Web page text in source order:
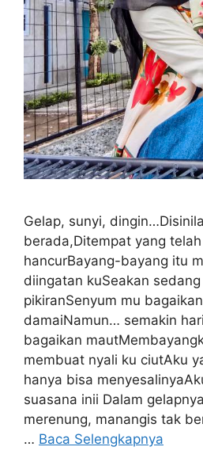
Gelap, sunyi,
berada,Ditempat yang
hancurBayang-bayang itu
diingatan kuSeakan
pikiranSenyum mu
damaiNamun… semakin
bagaikan
membuat nyali ku ciutAku
hanya bisa
suasana inii Dalam
merenung, manangis tak
… Baca Selengkapnya